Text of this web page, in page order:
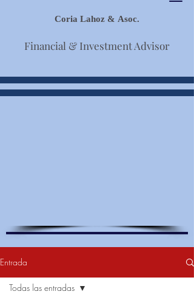
Coria Lahoz & Asoc.
Financial & Investment Advisor
Entrada
Todas las entradas